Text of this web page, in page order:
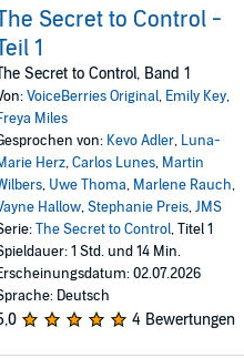
Secret to Control -
1
Secret to Control, Band 1
VoiceBerries Original, Emily Key,
Miles
von: Kevo Adler, Luna-
Herz,Carlos Lunes, Martin
, Uwe Thoma, Marlene Rauch,
Hallow,Stephanie Preis,JMS
The Secret to Control, Titel 1
1 Std. und 14 Min.
02.07.2026
Deutsch
4 Bewertungen